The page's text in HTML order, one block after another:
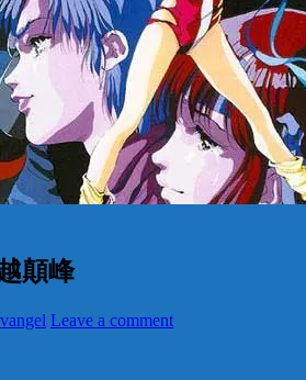
顛峰
Leave a comment